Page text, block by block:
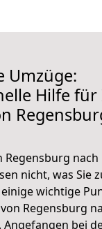
Umzüge:
Hilfe
Regensburg
nicht, was Sie
wichtige
Regensburg
Angefangen bei